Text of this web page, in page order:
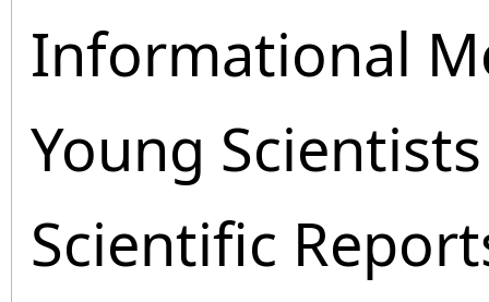
Informational
Young
Scientific